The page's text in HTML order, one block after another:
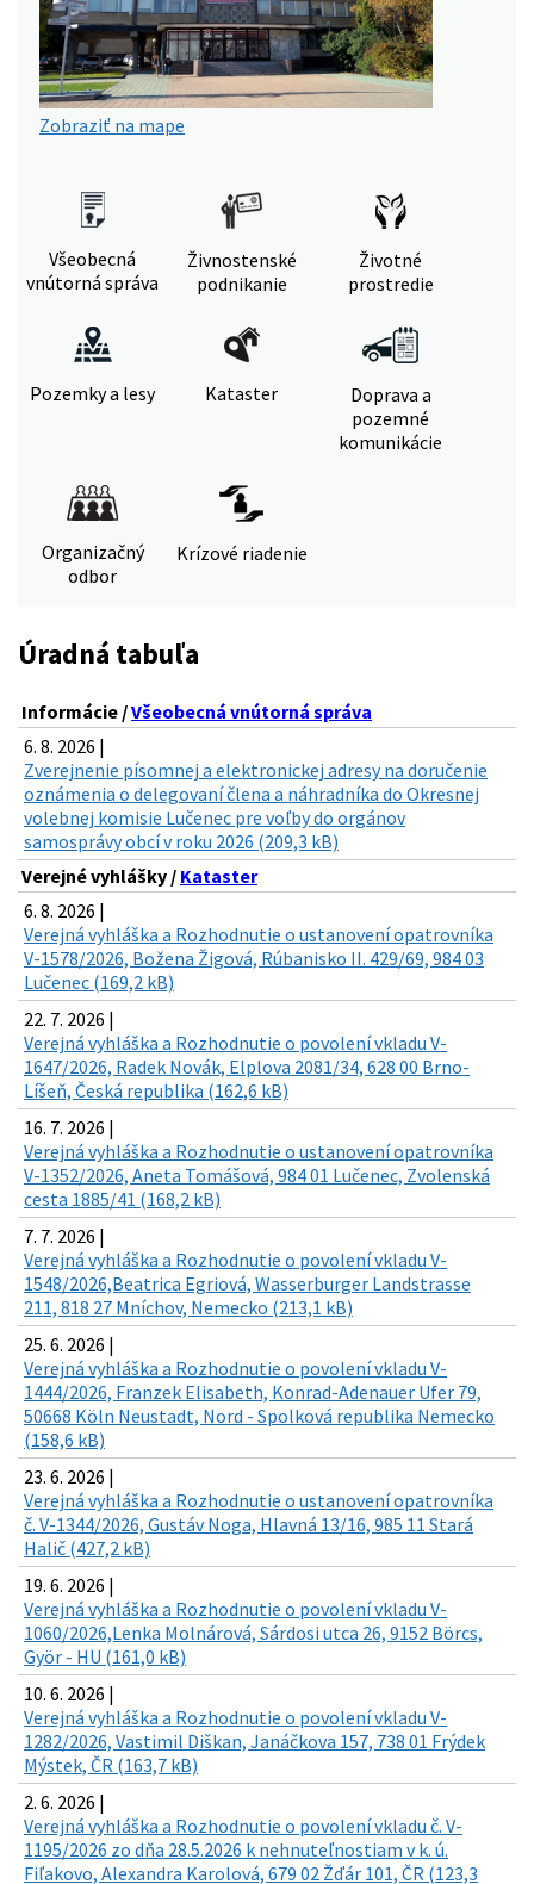
Zobraziť na mape
Všeobecná
vnútorná správa
Živnostenské
podnikanie
Životné
prostredie
Pozemky a lesy Kataster
Doprava a
pozemné
komunikácie
Organizačný
odbor
Krízové riadenie
Úradná tabuľa
Informácie /Všeobecná vnútorná správa
6. 8. 2026 |
Zverejnenie písomnej a elektronickej adresy na doručenie
oznámenia o delegovaní člena a náhradníka do Okresnej
volebnej komisie Lučenec pre voľby do orgánov
samosprávy obcí v roku 2026 (209,3 kB)
Verejné vyhlášky / Kataster
6. 8. 2026 |
Verejná vyhláška a Rozhodnutie o ustanovení opatrovníka
V-1578/2026, Božena Žigová, Rúbanisko II. 429/69, 984 03
Lučenec (169,2 kB)
22. 7. 2026 |
Verejná vyhláška a Rozhodnutie o povolení vkladu V-
1647/2026, Radek Novák, Elplova 2081/34, 628 00 Brno-
Líšeň, Česká republika (162,6 kB)
16. 7. 2026 |
Verejná vyhláška a Rozhodnutie o ustanovení opatrovníka
V-1352/2026, Aneta Tomášová, 984 01 Lučenec, Zvolenská
cesta 1885/41 (168,2 kB)
7. 7. 2026 |
Verejná vyhláška a Rozhodnutie o povolení vkladu V-
1548/2026,Beatrica Egriová, Wasserburger Landstrasse
211, 818 27 Mníchov, Nemecko (213,1 kB)
25. 6. 2026 |
Verejná vyhláška a Rozhodnutie o povolení vkladu V-
1444/2026, Franzek Elisabeth, Konrad-Adenauer Ufer 79,
50668 Köln Neustadt, Nord - Spolková republika Nemecko
(158,6 kB)
23. 6. 2026 |
Verejná vyhláška a Rozhodnutie o ustanovení opatrovníka
č. V-1344/2026, Gustáv Noga, Hlavná 13/16, 985 11 Stará
Halič (427,2 kB)
19. 6. 2026 |
Verejná vyhláška a Rozhodnutie o povolení vkladu V-
1060/2026,Lenka Molnárová, Sárdosi utca 26, 9152 Börcs,
Györ - HU (161,0 kB)
10. 6. 2026 |
Verejná vyhláška a Rozhodnutie o povolení vkladu V-
1282/2026, Vastimil Diškan, Janáčkova 157, 738 01 Frýdek
Mýstek, ČR (163,7 kB)
2. 6. 2026 |
Verejná vyhláška a Rozhodnutie o povolení vkladu č. V-
1195/2026 zo dňa 28.5.2026 k nehnuteľnostiam v k. ú.
Fiľakovo, Alexandra Karolová, 679 02 Žďár 101, ČR (123,3